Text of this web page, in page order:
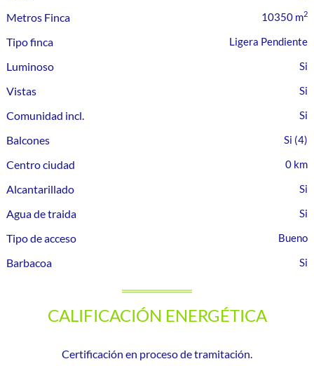
Metros Finca
10350 m2
Tipo finca Ligera Pendiente
Luminoso
Vistas
Comunidad incl.
Balcones
(4)
Centro ciudad 0 km
Alcantarillado
Agua de traida
Tipo de acceso
Bueno
Barbacoa
CALIFICACIÓN ENERGÉTICA
Certificación en proceso de tramitación.